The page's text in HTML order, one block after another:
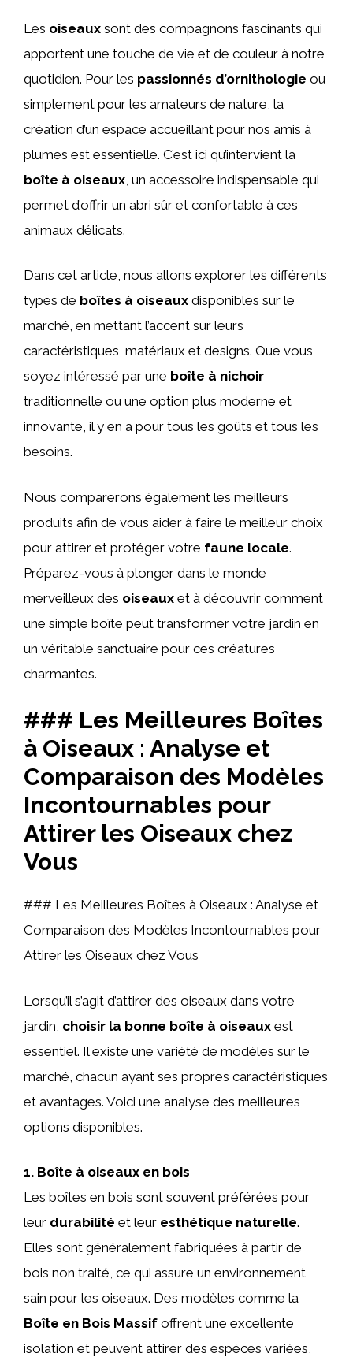
Les oiseaux sont des compagnons fascinants qui
apportent une touche de vie et de couleur à notre
quotidien. Pour les passionnés d’ornithologie ou
simplement pour les amateurs de nature, la
création d’un espace accueillant pour nos amis à
plumes est essentielle. C’est ici qu’intervient la
boîte à oiseaux , un accessoire indispensable qui
permet d’offrir un abri sûr et confortable à ces
animaux délicats.
Dans cet article, nous allons explorer les différents
types de boîtes à oiseaux disponibles sur le
marché, en mettant l’accent sur leurs
caractéristiques, matériaux et designs. Que vous
soyez intéressé par une boîte à nichoir
traditionnelle ou une option plus moderne et
innovante, il y en a pour tous les goûts et tous les
besoins.
Nous comparerons également les meilleurs
produits afin de vous aider à faire le meilleur choix
pour attirer et protéger votre faune locale.
Préparez-vous à plonger dans le monde
merveilleux des oiseaux et à découvrir comment
une simple boîte peut transformer votre jardin en
un véritable sanctuaire pour ces créatures
charmantes.
### Les Meilleures Boîtes
à Oiseaux : Analyse et
Comparaison des Modèles
Incontournables pour
Attirer les Oiseaux chez
Vous
### Les Meilleures Boîtes à Oiseaux : Analyse et
Comparaison des Modèles Incontournables pour
Attirer les Oiseaux chez Vous
Lorsqu’il s’agit d’attirer des oiseaux dans votre
jardin, choisir la bonne boîte à oiseaux est
essentiel. Il existe une variété de modèles sur le
marché, chacun ayant ses propres caractéristiques
et avantages. Voici une analyse des meilleures
options disponibles.
1. Boîte à oiseaux en bois
Les boîtes en bois sont souvent préférées pour
leur durabilité et leur esthétique naturelle.
Elles sont généralement fabriquées à partir de
bois non traité, ce qui assure un environnement
sain pour les oiseaux. Des modèles comme la
Boîte en Bois Massif offrent une excellente
isolation et peuvent attirer des espèces variées,